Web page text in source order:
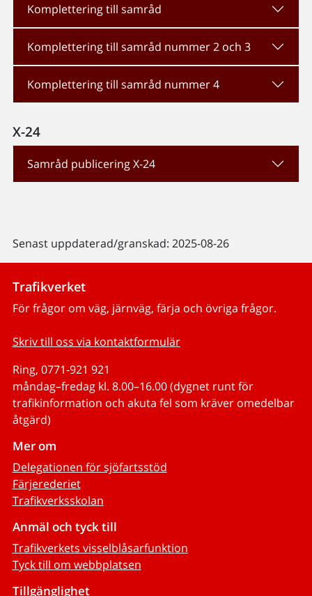
Komplettering till samråd
Komplettering till samråd nummer 2 och 3
Komplettering till samråd nummer 4
X-24
Samråd publicering X-24
Senast uppdaterad/granskad: 2025-08-26
Trafikverket
För frågor om väg, järnväg, färja och övriga frågor.
Skriv till oss via kontaktformulär
Ring, 0771-921 921
måndag–fredag kl. 8.00–16.00 (dygnet runt för
trafikinformation och akuta fel som kräver omedelbar
åtgärd)
Mer om
Delegationen för sjöfartsstöd
Färjerederiet
Trafikverksskolan
Anmäl och tyck till
Trafikverkets visselblåsarfunktion
Tyck till om webbplatsen
Tillgänglighet